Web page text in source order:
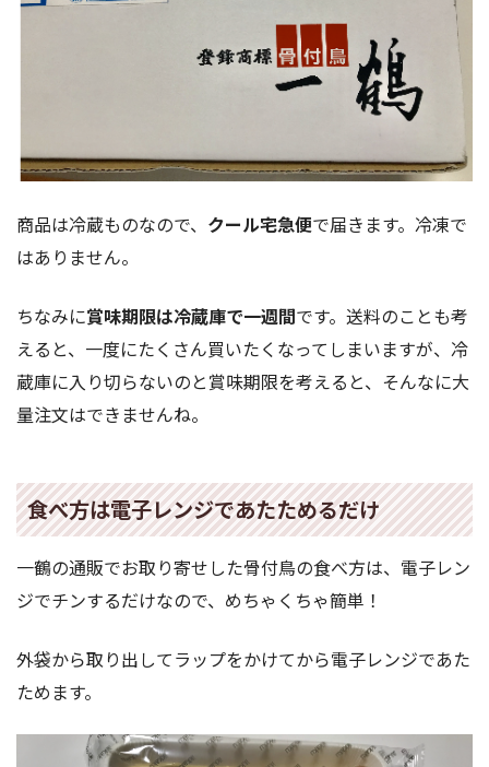
商品は冷蔵ものなので、 クール宅急便で届きます。冷凍で
はありません。
ちなみに賞味期限は冷蔵庫で一週間です。送料のことも考
えると、一度にたくさん買いたくなってしまいますが、冷
蔵庫に入り切らないのと賞味期限を考えると、そんなに大
量注文はできませんね。
食べ方は電子レンジであたためるだけ
一鶴の通販でお取り寄せした骨付鳥の食べ方は、電子レン
ジでチンするだけなので、めちゃくちゃ簡単！
外袋から取り出してラップをかけてから電子レンジであた
ためます。